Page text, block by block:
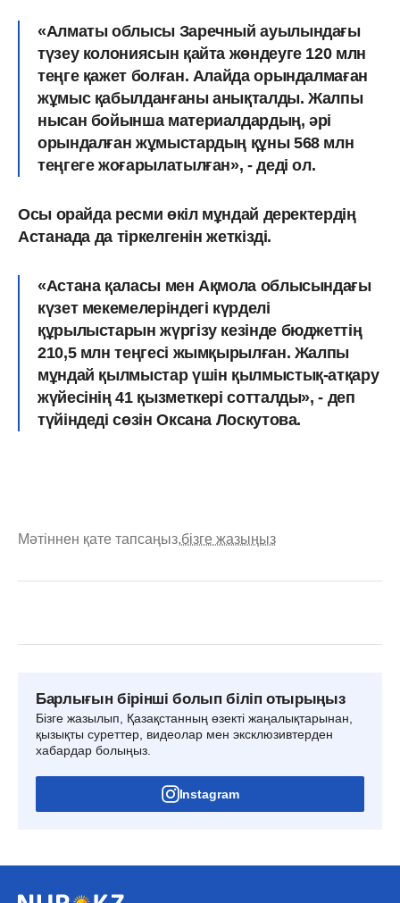
«Алматы облысы Заречный ауылындағы
түзеу колониясын қайта жөндеуге 120 млн
теңге қажет болған. Алайда орындалмаған
жұмыс қабылданғаны анықталды. Жалпы
нысан бойынша материалдардың, әрі
орындалған жұмыстардың құны 568 млн
теңгеге жоғарылатылған», - деді ол.
Осы орайда ресми өкіл мұндай деректердің
Астанада да тіркелгенін жеткізді.
«Астана қаласы мен Ақмола облысындағы
күзет мекемелеріндегі күрделі
құрылыстарын жүргізу кезінде бюджеттің
210,5 млн теңгесі жымқырылған. Жалпы
мұндай қылмыстар үшін қылмыстық-атқару
жүйесінің 41 қызметкері сотталды», - деп
түйіндеді сөзін Оксана Лоскутова.
Мәтіннен қате тапсаңыз,бізге жазыңыз
Барлығын бірінші болып біліп отырыңыз
Бізге жазылып, Қазақстанның өзекті жаңалықтарынан,
қызықты суреттер, видеолар мен эксклюзивтерден
хабардар болыңыз.
Instagram